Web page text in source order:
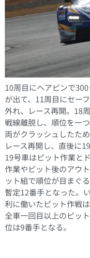
10周目にヘアピンで
が出て、11周目にセー
外れ、レース再開。18
戦線離脱し、順位を一
両がクラッシュしたた
レース再開し、直後に
19号車はピット作業と
作業やピット後のアウ
ット組で順位が目まぐ
暫定12番手となった。
利に働いたピット作戦
全車一回目以上のピッ
位は9番手となる。